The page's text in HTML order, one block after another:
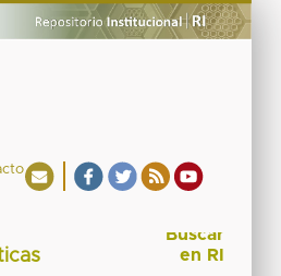
Buscar
en RI